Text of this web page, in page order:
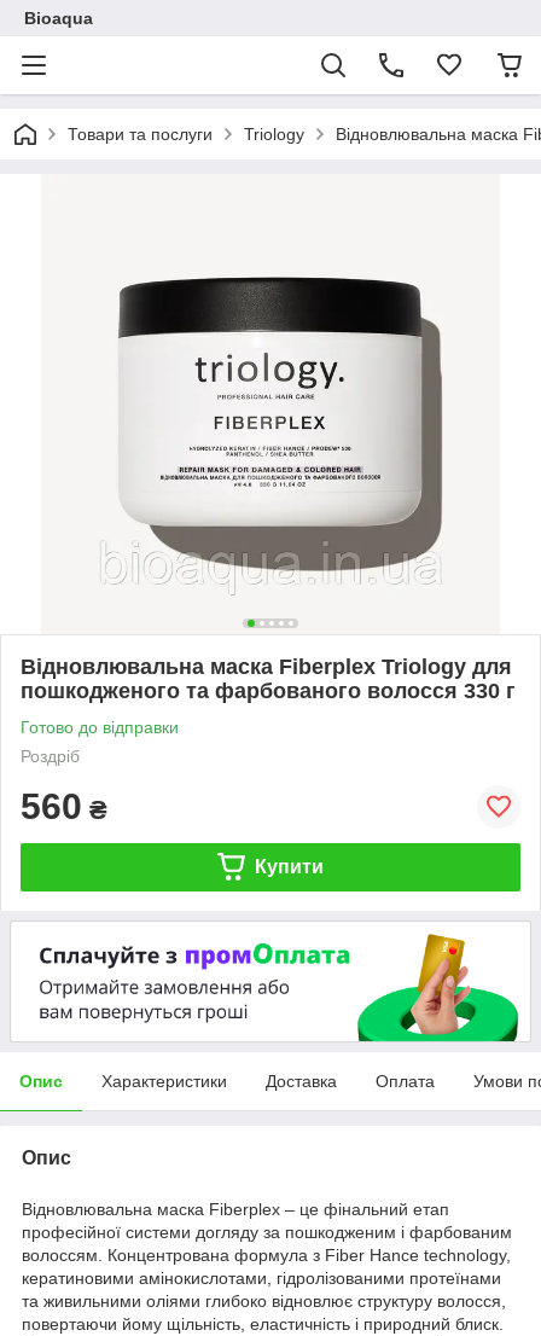
Bioaqua
Товари та послуги Triology Відновлювальна маска
Відновлювальна маска Fiberplex Triology для
пошкодженого та фарбованого волосся 330 г
Готово до відправки
Роздріб
560 ₴
Купити
Опис Характеристики Доставка Оплата Умови
Опис
Відновлювальна маска Fiberplex – це фінальний етап
професійної системи догляду за пошкодженим і фарбованим
волоссям. Концентрована формула з Fiber Hance technology,
кератиновими амінокислотами, гідролізованими протеїнами
та живильними оліями глибоко відновлює структуру волосся,
повертаючи йому щільність, еластичність і природний блиск.